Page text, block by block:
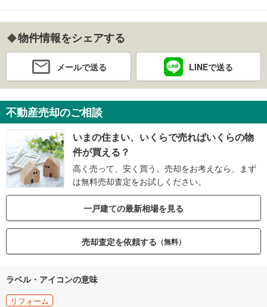
物件情報をシェアする
メールで送る LINEで送る
不動産売却のご相談
いまの住まい、いくらで売ればいくらの物
件が買える？
高く売って、安く買う。売却をお考えなら、まず
は無料売却査定をお試しください。
一戸建ての最新相場を見る
売却査定を依頼する （無料）
ラベル・アイコンの意味
リフォーム